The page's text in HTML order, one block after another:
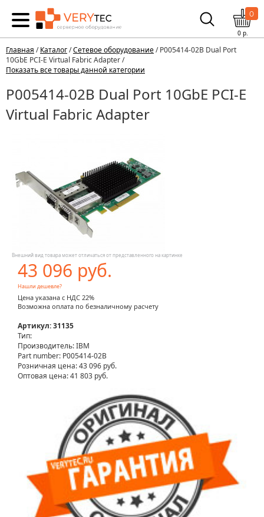
0
0р.
Главная /Каталог/Сетевое оборудование/ P005414-02B Dual Port
10GbE PCI-E Virtual Fabric Adapter /
Показать все товары данной категории
P005414-02B Dual Port 10GbE PCI-E
Virtual Fabric Adapter
Внешний вид товара может отличаться от представленного на картинке
43 096 руб.
Нашли дешевле?
Цена указана с НДС 22%
Возможна оплата по безналичному расчету
Артикул: 31135
Тип:
Производитель: IBM
Part number: P005414-02B
Розничная цена:43 096 руб.
Оптовая цена: 41 803 руб.